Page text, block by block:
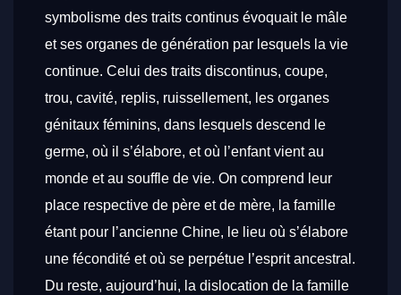
symbolisme des traits continus évoquait le mâle
et ses organes de génération par lesquels la vie
continue. Celui des traits discontinus, coupe,
trou, cavité, replis, ruissellement, les organes
génitaux féminins, dans lesquels descend le
germe, où il s’élabore, et où l’enfant vient au
monde et au souffle de vie. On comprend leur
place respective de père et de mère, la famille
étant pour l’ancienne Chine, le lieu où s’élabore
une fécondité et où se perpétue l’esprit ancestral.
Du reste, aujourd’hui, la dislocation de la famille